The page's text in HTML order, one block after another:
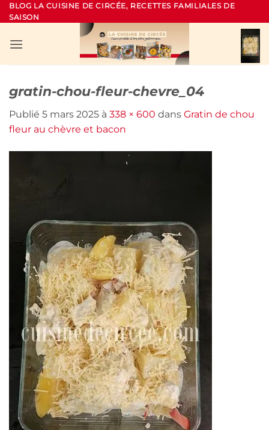
Passer
au
BLOG LA CUISINE DE CIRCÉE, RECETTES FAMILIALES DE
SAISON
gratin-chou-fleur-chevre_04
Publié 5 mars 2025 à 338 × 600 dans Gratin de chou
fleur au chèvre et bacon